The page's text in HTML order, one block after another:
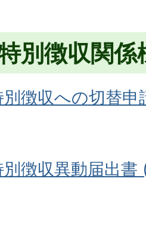
別徴収関係
徴収への切替
徴収異動届出書